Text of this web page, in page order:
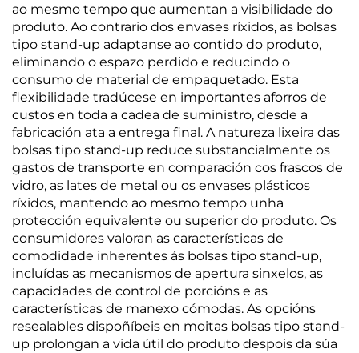
ao mesmo tempo que aumentan a visibilidade do
produto. Ao contrario dos envases ríxidos, as bolsas
tipo stand-up adaptanse ao contido do produto,
eliminando o espazo perdido e reducindo o
consumo de material de empaquetado. Esta
flexibilidade tradúcese en importantes aforros de
custos en toda a cadea de suministro, desde a
fabricación ata a entrega final. A natureza lixeira das
bolsas tipo stand-up reduce substancialmente os
gastos de transporte en comparación cos frascos de
vidro, as lates de metal ou os envases plásticos
ríxidos, mantendo ao mesmo tempo unha
protección equivalente ou superior do produto. Os
consumidores valoran as características de
comodidade inherentes ás bolsas tipo stand-up,
incluídas as mecanismos de apertura sinxelos, as
capacidades de control de porcións e as
características de manexo cómodas. As opcións
resealables dispoñíbeis en moitas bolsas tipo stand-
up prolongan a vida útil do produto despois da súa